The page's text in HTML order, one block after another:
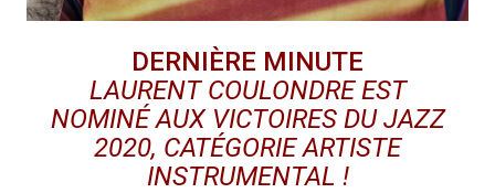
DERNIÈRE MINUTE
LAURENT COULONDREEST
NOMINÉ AUX VICTOIRES DU JAZZ
2020, CATÉGORIE ARTISTE
INSTRUMENTAL !